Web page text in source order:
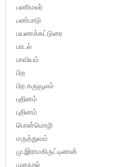
பணிமலர்
பண்பாடு
பயணக்கட்டுரை
பாடல்
பாவியம்
பிற
பிற கருவூலம்
புதினம்
புதினம்
பொன்மொழி
மருத்துவம்
மு.இராமகிருட்டிணன்
முகநூல்